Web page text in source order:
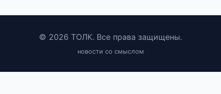
© 2026 ТОЛК. Все права защищены.
новости со смыслом